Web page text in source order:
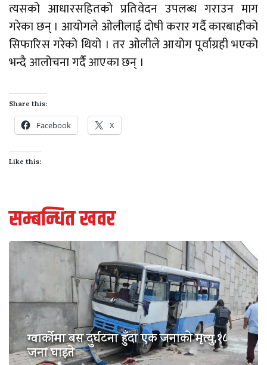
त्यसको आधारसहितको प्रतिवेदन उपलब्ध गराउन माग
गरेका छन् । आयोगले ओलीलाई दोषी करार गर्दै कारबाहीको
सिफारिस गरेको थियो । तर ओलीले आयोग पूर्वाग्रही भएको
भन्दै आलोचना गर्दै आएका छन् ।
Share this:
Facebook X
Like this:
सम्बन्धित खवर
ग्वार्कोमा बस दुर्घटना हुँदा एक जनाको मृत्यु,१८
जना घाइते